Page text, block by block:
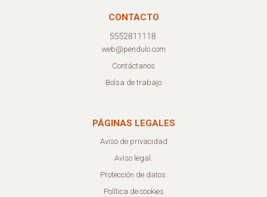
CONTACTO
web@pendulo.com
Contáctanos
Bolsa de trabajo
PÁGINAS LEGALES
Aviso de privacidad
Aviso legal.
Protección de datos.
Política de cookies